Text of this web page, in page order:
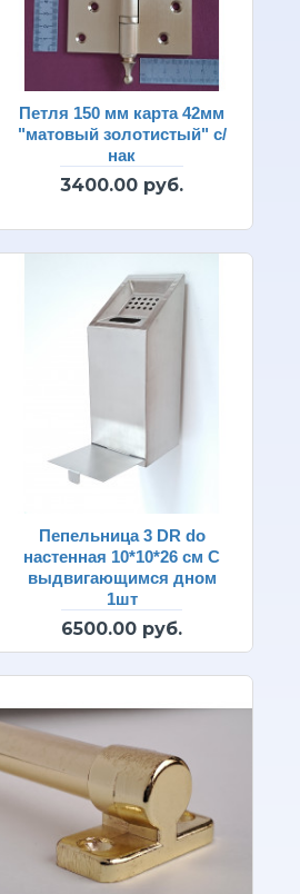
Петля 150 мм карта 42мм
"матовый золотистый" с/
нак
3400.00 руб.
Пепельница 3 DR do
настенная 10*10*26 см С
выдвигающимся дном
1шт
6500.00 руб.